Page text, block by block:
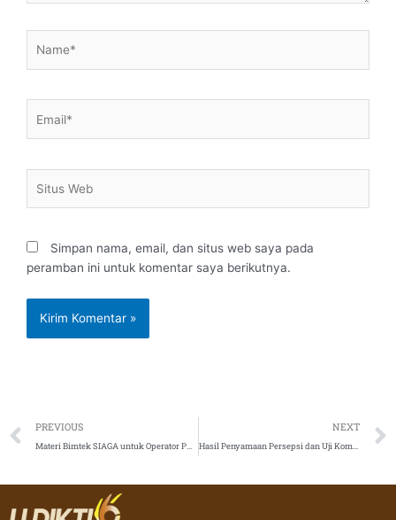
Web
Simpan nama, email, dan situs web saya pada
peramban ini untuk komentar saya berikutnya.
Prev
PREVIOUS
Materi Bimtek SIAGA untuk Operator PT Angkatan II
NEXT
Hasil Penyamaan Persepsi dan Uji Kompetensi Asesor BKD LLDIKTI Wilayah VI Angkatan II